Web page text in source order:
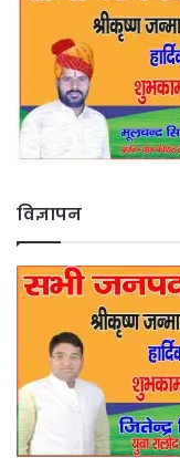
विज्ञापन